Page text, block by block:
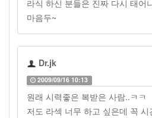
라식 하신 분들은 진짜 다시 태어
마음두~
Dr.jk
2009/09/16 10:13
원래 시력좋은 복받은 사람..ㅋㅋ
저도 라섹 너무 하고 싶은데 꼭